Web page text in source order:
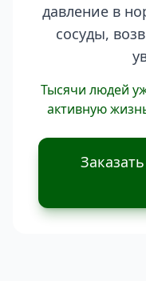
давление в
сосуды,
Тысячи людей
активную